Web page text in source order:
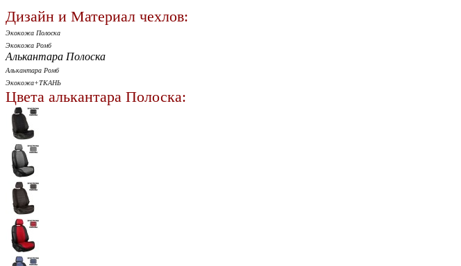
Дизайн и Материал чехлов:
Экокожа Полоска
Экокожа Ромб
Алькантара Полоска
Алькантара Ромб
Экокожа+ТКАНЬ
Цвета алькантара Полоска: